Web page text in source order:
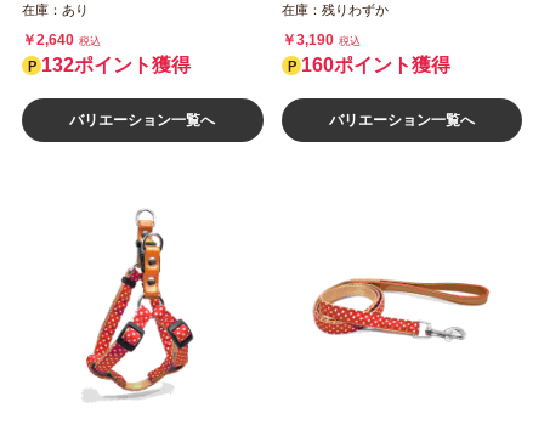
在庫：あり
￥2,640 税込
132ポイント獲得
バリエーション一覧へ
在庫：残りわずか
￥3,190 税込
160ポイント獲得
バリエーション一覧へ